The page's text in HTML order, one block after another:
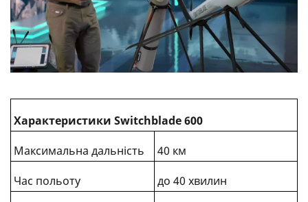
Характеристики Switchblade 600
Максимальна дальність
40 км
Час польоту
до 40 хвилин